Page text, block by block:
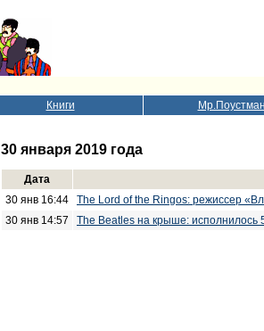
Книги Мр.Поустман
30 января 2019 года
Дата
30 янв 16:44
The Lord of the Ringos: режиссер
30 янв 14:57
The Beatles на крыше: исполнилось